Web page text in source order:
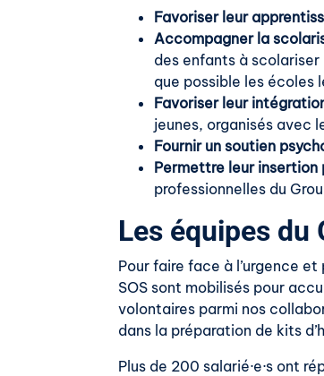
Favoriser leur
Accompagner la
des enfants à
que possible les écoles
Favoriser leur
jeunes, organisés avec
Fournir un soutien
Permettre leur insertion
professionnelles du
Les équipes du
Pour faire face à l’urgence
SOS sont mobilisés pour
volontaires parmi nos
dans la préparation de kits
Plus de 200 salarié·e·s ont